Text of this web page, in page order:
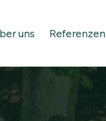
uns Referenzen